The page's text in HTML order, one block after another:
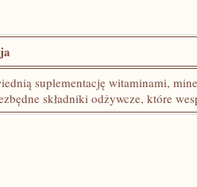
suplementację ⁤witaminami,
składniki odżywcze, które